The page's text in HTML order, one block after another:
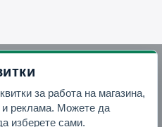
за работа на магазина,
и реклама. Можете да
изберете сами.